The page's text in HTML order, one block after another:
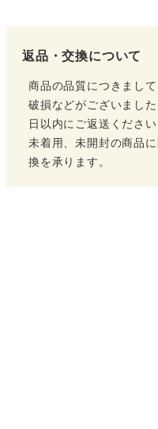
返品・交換について
商品の品質につきまし
破損などがございまし
日以内にご返送くださ
未着用、未開封の商品
換を承ります。